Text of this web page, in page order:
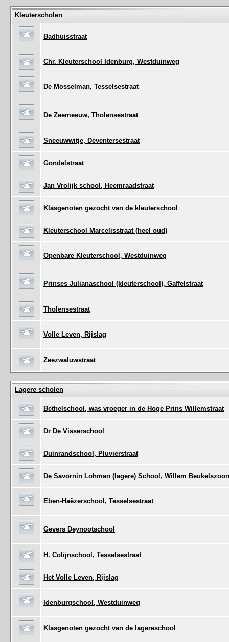
Kleuterscholen
Badhuisstraat
Chr. Kleuterschool Idenburg, Westduinweg
De Mosselman, Tesselsestraat
De Zeemeeuw, Tholensestraat
Sneeuwwitje, Deventersestraat
Gondelstraat
Jan Vrolijk school, Heemraadstraat
Klasgenoten gezocht van de kleuterschool
Kleuterschool Marcelisstraat (heel oud)
Openbare Kleuterschool, Westduinweg
Prinses Julianaschool (kleuterschool), Gaffelstraat
Tholensestraat
Volle Leven, Rijslag
Zeezwaluwstraat
Lagere scholen
Bethelschool, was vroeger in de Hoge Prins Willemstraat
Dr De Visserschool
Duinrandschool, Pluvierstraat
De Savornin Lohman (lagere) School, Willem
Eben-Haëzerschool, Tesselsestraat
Gevers Deynootschool
H. Colijnschool, Tesselsestraat
Het Volle Leven, Rijslag
Idenburgschool, Westduinweg
Klasgenoten gezocht van de lagereschool